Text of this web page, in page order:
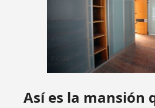
Así es la mansión